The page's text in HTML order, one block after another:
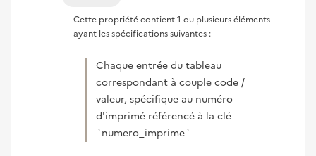
Cette propriété contient 1 ou plusieurs éléments
ayant les spécifications suivantes :
Chaque entrée du tableau
correspondant à couple code /
valeur, spécifique au numéro
d'imprimé référencé à la clé
`numero_imprime`